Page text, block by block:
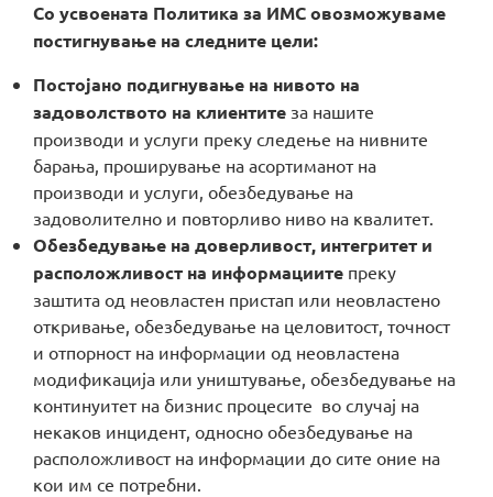
ТЕЛЕВИЗИЈА
ТЕЛЕФОНИЈА
MOJ НЕОТЕЛ
Плати сметка
За Неотел
Со усвоената Политика за ИМС овозможуваме
постигнување на следните цели:
Постојано подигнување на нивото на
задоволството на клиентите за нашите
производи и услуги преку следење на нивните
барања, проширување на асортиманот на
производи и услуги, обезбедување на
задоволително и повторливо ниво на квалитет.
Обезбедување на доверливост, интегритет и
расположливост на информациите преку
заштита од неовластен пристап или неовластено
откривање, обезбедување на целовитост, точност
и отпорност на информации од неовластена
модификација или уништување, обезбедување на
континуитет на бизнис процесите во случај на
некаков инцидент, односно обезбедување на
расположливост на информации до сите оние на
кои им се потрeбни.